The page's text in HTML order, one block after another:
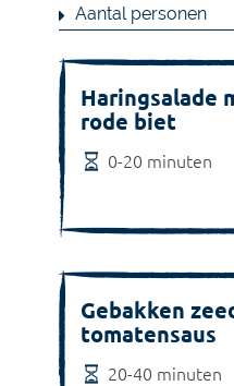
Bijgerecht
Borrel
Brood
Brunch
Hapjes/Amuse
Hoofdgerecht
Lunch
Maaltijdsalade
Nagerecht
Ontbijt
Soep
Tussendoortje
Tussengerecht
Voorgerecht
Aantal personen
Haringsalade
rode biet
0-20 minuten
Gebakken
tomatensaus
20-40 minuten